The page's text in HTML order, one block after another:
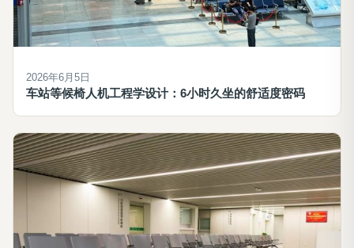
2026年6月5日
车站等候椅人机工程学设计：6小时久坐的舒适度密码